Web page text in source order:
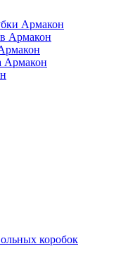
Армакон
Армакон
Армакон
коробок